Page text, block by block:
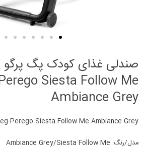
صندلی غذای کودک پگ
Siesta Follow Me
Ambiance Grey
Perego Siesta Follow Me Ambiance Grey
مدل/رنگ: Ambiance Grey/Siesta Follow Me